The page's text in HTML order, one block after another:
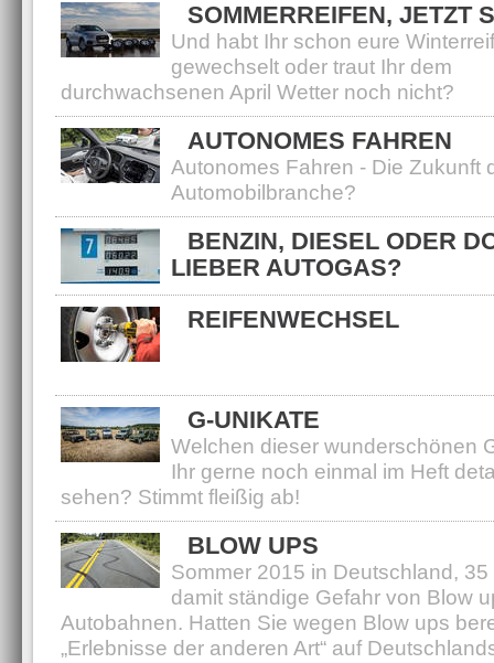
SOMMERREIFEN, JETZT
Und habt Ihr schon eure
gewechselt oder traut Ihr dem
durchwachsenen April Wetter noch nicht?
AUTONOMES FAHREN
Autonomes Fahren - Die Zukunft
Automobilbranche?
BENZIN, DIESEL ODER
LIEBER AUTOGAS?
REIFENWECHSEL
G-UNIKATE
Welchen dieser wunderschönen
Ihr gerne noch einmal im Heft
sehen? Stimmt fleißig ab!
BLOW UPS
Sommer 2015 in Deutschland,
damit ständige Gefahr von Blow
Autobahnen. Hatten Sie wegen Blow ups
„Erlebnisse der anderen Art“ auf